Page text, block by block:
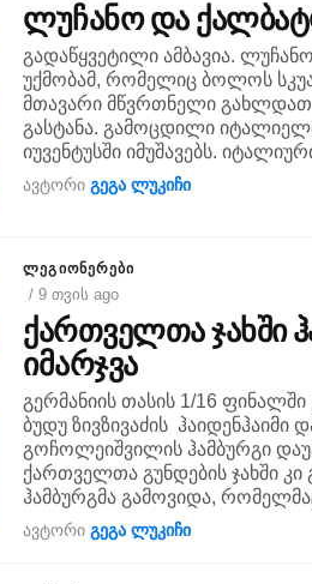
ლუჩანო და
გადაწყვეტილი ამბავია.
უქმობამ, რომელიც ბოლოს
მთავარი მწვრთნელი
გასტანა. გამოცდილი
იუვენტუსში იმუშავებს.
ავტორიგეგა ლუკიჩი
ᲚᲔᲒᲘᲝᲜᲔᲠᲔᲑᲘ
/ 9 თვის ago
ქართველთა ჯახში
იმარჯვა
გერმანიის თასის 1/16
ბუდუ ზივზივაძის ჰაიდენჰაიმი
გოჩოლეიშვილის ჰამბურგი
ქართველთა გუნდების ჯახში კი
ჰამბურგმა გამოვიდა,
ავტორიგეგა ლუკიჩი